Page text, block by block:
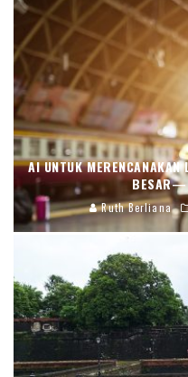
AI UNTUK
Ruth Berliana